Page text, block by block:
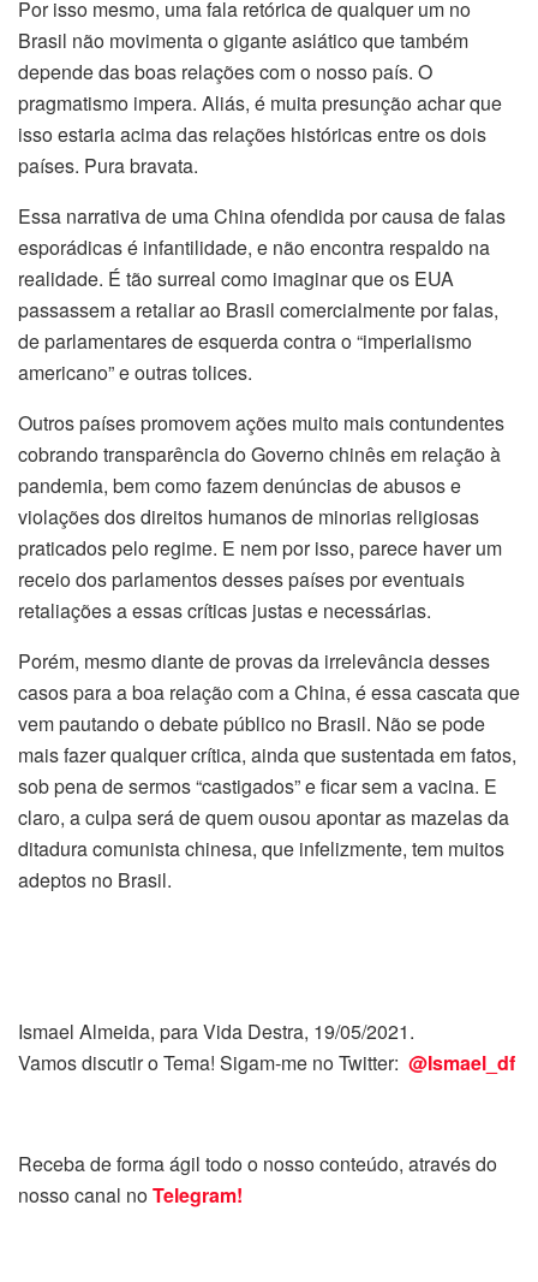
Por isso mesmo, uma fala retórica de qualquer um no
Brasil não movimenta o gigante asiático que também
depende das boas relações com o nosso país. O
pragmatismo impera. Aliás, é muita presunção achar que
isso estaria acima das relações históricas entre os dois
países. Pura bravata.
Essa narrativa de uma China ofendida por causa de falas
esporádicas é infantilidade, e não encontra respaldo na
realidade. É tão surreal como imaginar que os EUA
passassem a retaliar ao Brasil comercialmente por falas,
de parlamentares de esquerda contra o “imperialismo
americano” e outras tolices.
Outros países promovem ações muito mais contundentes
cobrando transparência do Governo chinês em relação à
pandemia, bem como fazem denúncias de abusos e
violações dos direitos humanos de minorias religiosas
praticados pelo regime. E nem por isso, parece haver um
receio dos parlamentos desses países por eventuais
retaliações a essas críticas justas e necessárias.
Porém, mesmo diante de provas da irrelevância desses
casos para a boa relação com a China, é essa cascata que
vem pautando o debate público no Brasil. Não se pode
mais fazer qualquer crítica, ainda que sustentada em fatos,
sob pena de sermos “castigados” e ficar sem a vacina. E
claro, a culpa será de quem ousou apontar as mazelas da
ditadura comunista chinesa, que infelizmente, tem muitos
adeptos no Brasil.
Ismael Almeida, para Vida Destra, 19/05/2021.
Vamos discutir o Tema! Sigam-me no Twitter: @Ismael_df
Receba de forma ágil todo o nosso conteúdo, através do
nosso canal noTelegram!